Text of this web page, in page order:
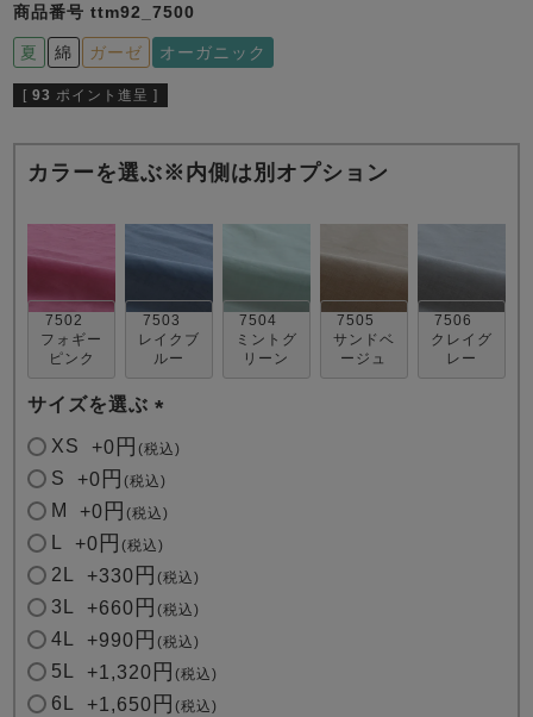
単品
ン単品
単品
ン単品
- Item Ranking -
すべてのデザインのパジャマ一覧はこちら
商品番号 ttm92_7500
夏 綿 ガーゼ オーガニック
[ 93 ポイント進呈 ]
カラーを選ぶ※内側は別オプション
7502
フォギー
ピンク
7503
レイクブ
ルー
7504
ミントグ
リーン
7505
サンドベ
ージュ
7506
クレイグ
レー
サイズを選ぶ
(
)
XS +0 税込
S +0 税込
M +0 税込
+0 税込
2L +330 税込
3L +660 税込
4L +990 税込
5L +1,320 税込
6L +1,650 税込